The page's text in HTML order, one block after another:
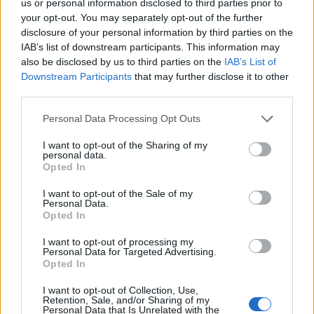
us or personal information disclosed to third parties prior to
your opt-out. You may separately opt-out of the further
disclosure of your personal information by third parties on the
IAB’s list of downstream participants. This information may
also be disclosed by us to third parties on the IAB’s List of
Downstream Participants that may further disclose it to other
Personal Data Processing Opt Outs
I want to opt-out of the Sharing of my
personal data.
Opted In
I want to opt-out of the Sale of my
Personal Data.
Opted In
I want to opt-out of processing my
Personal Data for Targeted Advertising.
Opted In
I want to opt-out of Collection, Use,
Retention, Sale, and/or Sharing of my
Personal Data that Is Unrelated with the
Rechercher
RECHERCHER
Facebook Accède à Vos Photos Sans Consentement:
Désactivez-le Facilement
Comment tourner la page après une rupture en 2026
Découvrez la clé simple
6 phrases puissantes pour imposer le respect sans crier
Couple : les surnoms amoureux les plus donnés dans le